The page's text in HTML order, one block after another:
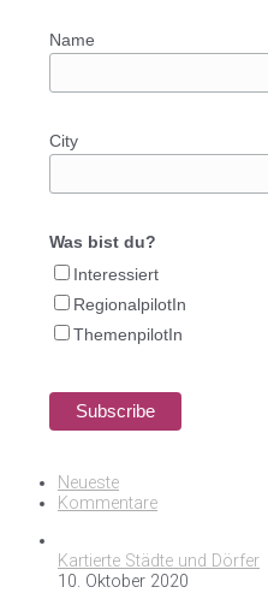
Name
City
Was bist du?
Interessiert
RegionalpilotIn
ThemenpilotIn
Neueste
Kommentare
Kartierte Städte und Dörfer
10. Oktober 2020